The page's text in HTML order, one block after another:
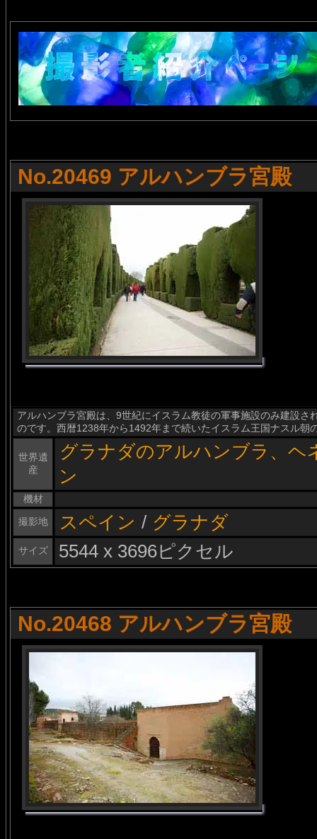
No.20469 アルハンブラ宮殿
アルハンブラ宮殿は、9世紀にイスラム教徒の軍事施設のみ建設
のです。西暦1238年から1492年まで続いたイスラム王国ナスル朝
世界遺
産
グラナダのアルハンブラ、ヘ
ン
機材
撮影地
スペイン / グラナダ
サイズ 5544 x 3696ピクセル
No.20468 アルハンブラ宮殿